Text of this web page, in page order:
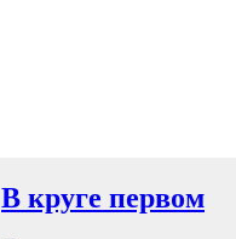
В круге первом